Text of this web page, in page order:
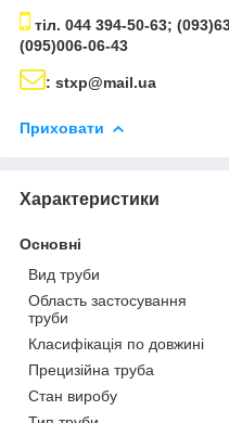
тіл. 044 394-50-63;
(095)006-06-43
: stxp@mail.ua
Приховати
Характеристики
Основні
Вид труби
Область застосування
труби
Класифікація по довжині
Прецизійна труба
Стан виробу